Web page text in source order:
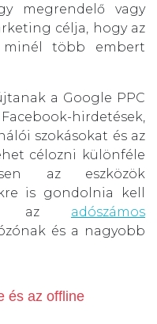
megrendelő vagy
célja, hogy az
több embert
a Google PPC
hirdetések,
szokásokat és az
célozni különféle
az eszközök
is gondolnia kell
az adószámos
és a nagyobb
és az offline